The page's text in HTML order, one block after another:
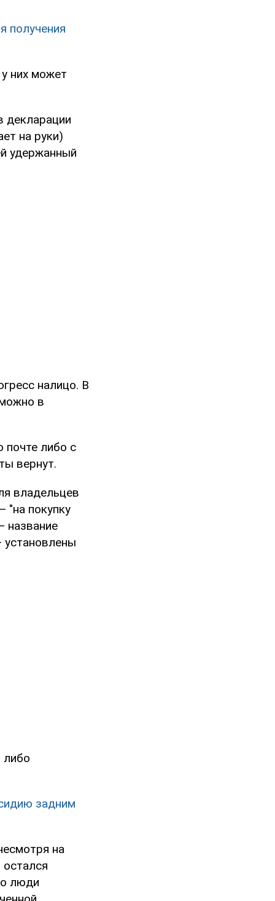
получения
них может
декларации
на руки)
удержанный
налицо. В
в
почте либо с
вернут.
владельцев
"на покупку
название
установлены
либо
задним
на
люди